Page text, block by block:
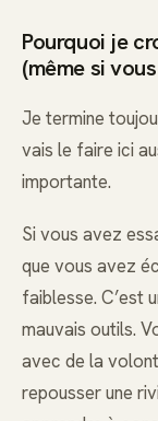
Pourquoi je
(même si
Je termine
vais le faire ici
importante.
Si vous avez
que vous avez
faiblesse. C’est
mauvais outils.
avec de la
repousser une